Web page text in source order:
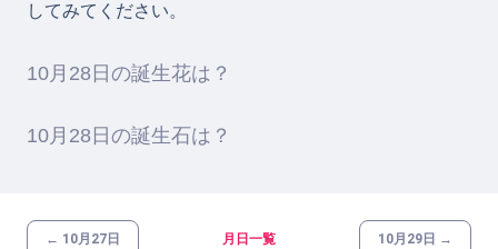
してみてください。
10月28日の誕生花は？
10月28日の誕生石は？
← 10月27日 月日一覧 10月29日 →